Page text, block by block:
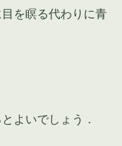
を瞑る代わりに青
よいでしょう．